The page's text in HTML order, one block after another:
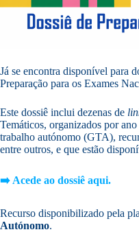
Já se encontra disponível para
Preparação para os Exames
Este dossiê inclui dezenas de
Temáticos, organizados por
trabalho autónomo (GTA),
entre outros, e que estão
➡️ Acede ao dossiê aqui.
Recurso disponibilizado pela
Autónomo.